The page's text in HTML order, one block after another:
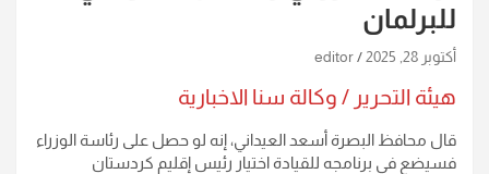
للبرلمان
أكتوبر 28, 2025 editor
هيئة التحرير / وكالة سنا الاخبارية
قال محافظ البصرة أسعد العيداني، إنه لو حصل على رئاسة الوزراء
فسيضع في برنامجه للقيادة اختيار رئيس إقليم كردستان